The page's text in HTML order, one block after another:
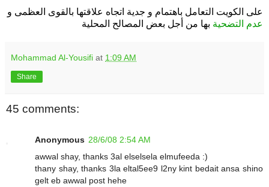
على الكويت التعامل باهتمام و جدية اتجاه علاقتها بالقوى العظمى و
عدم التضحية بها من أجل بعض المصالح المحلية
Mohammad Al-Yousifi at 1:09 AM
Share
45 comments:
Anonymous 28/6/08 2:54 AM
awwal shay, thanks 3al elselsela elmufeeda :)
thany shay, thanks 3la eltal5ee9 l2ny kint bedait ansa shino
gelt eb awwal post hehe